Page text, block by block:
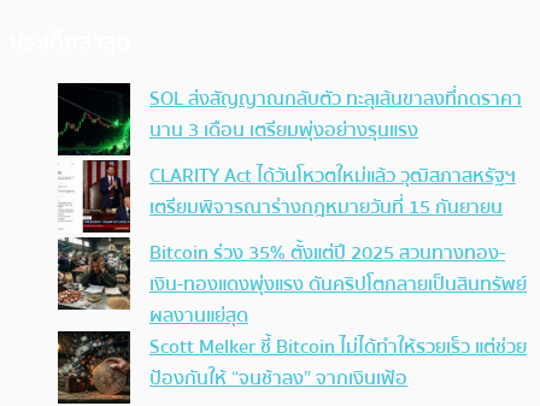
SOL ส่งสัญญาณกลับตัว ทะลุเส้นขาลงที่กดราคา
นาน 3 เดือน เตรียมพุ่งอย่างรุนแรง
CLARITY Act ได้วันโหวตใหม่แล้ว วุฒิสภาสหรัฐฯ
เตรียมพิจารณาร่างกฎหมายวันที่ 15 กันยายน
Bitcoin ร่วง 35% ตั้งแต่ปี 2025 สวนทางทอง-
เงิน-ทองแดงพุ่งแรง ดันคริปโตกลายเป็นสินทรัพย์
ผลงานแย่สุด
Scott Melker ชี้ Bitcoin ไม่ได้ทำให้รวยเร็ว แต่ช่วย
ป้องกันให้ “จนช้าลง” จากเงินเฟ้อ